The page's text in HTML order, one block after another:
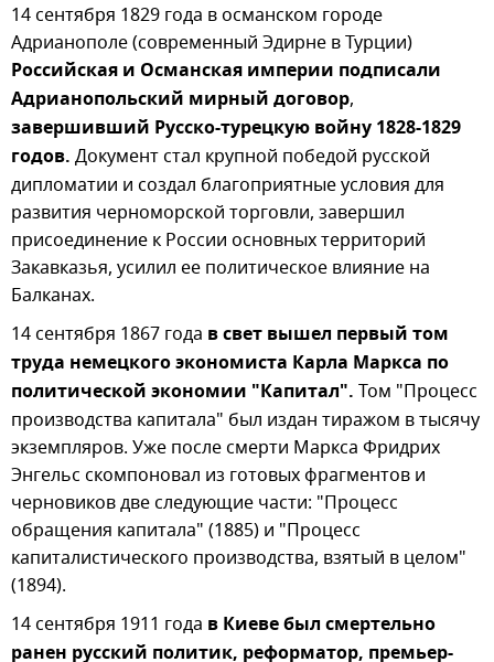
14 сентября 1829 года в османском городе
Адрианополе (современный Эдирне в Турции)
Российская и Османская империи подписали
Адрианопольский мирный договор,
завершивший Русско-турецкую войну 1828-1829
годов. Документ стал крупной победой русской
дипломатии и создал благоприятные условия для
развития черноморской торговли, завершил
присоединение к России основных территорий
Закавказья, усилил ее политическое влияние на
Балканах.
14 сентября 1867 года в свет вышел первый том
труда немецкого экономиста Карла Маркса по
политической экономии "Капитал". Том "Процесс
производства капитала" был издан тиражом в тысячу
экземпляров. Уже после смерти Маркса Фридрих
Энгельс скомпоновал из готовых фрагментов и
черновиков две следующие части: "Процесс
обращения капитала" (1885) и "Процесс
капиталистического производства, взятый в целом"
(1894).
14 сентября 1911 года в Киеве был смертельно
ранен русский политик, реформатор, премьер-